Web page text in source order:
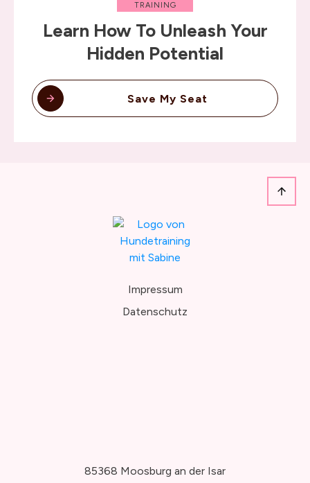
TRAINING
Learn How To Unleash Your
Hidden Potential
Save My Seat
Impressum
Datenschutz
85368 Moosburg an der Isar